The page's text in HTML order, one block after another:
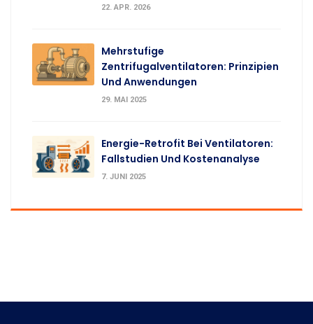
22. APR. 2026
Mehrstufige
Zentrifugalventilatoren: Prinzipien
Und Anwendungen
29. MAI 2025
Energie-Retrofit Bei Ventilatoren:
Fallstudien Und Kostenanalyse
7. JUNI 2025